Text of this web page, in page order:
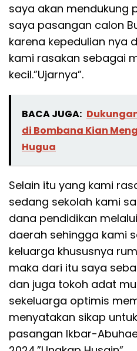
saya akan mendukung
saya pasangan calon
karena kepedulian nya
kami rasakan sebagai
kecil.”Ujarnya”.
BACA JUGA:
di Bombana Kian
Hugua
Selain itu yang kami
sedang sekolah kami
dana pendidikan
daerah sehingga kami
keluarga khususnya
maka dari itu saya
dan juga tokoh adat
sekeluarga optimis
menyatakan sikap
pasangan Ikbar-